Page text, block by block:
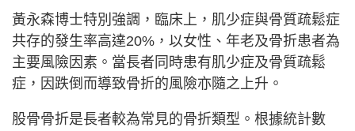
黃永森博士特別強調，臨床上，肌少症與骨質疏鬆症
共存的發生率高達20%，以女性、年老及骨折患者為
主要風險因素。當長者同時患有肌少症及骨質疏鬆
症，因跌倒而導致骨折的風險亦隨之上升。
股骨骨折是長者較為常見的骨折類型。根據統計數